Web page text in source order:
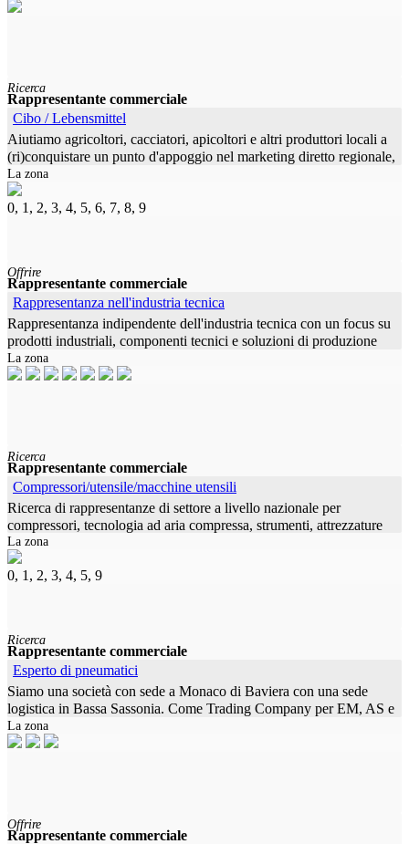
Ricerca
Rappresentante commerciale
Cibo / Lebensmittel
Aiutiamo agricoltori, cacciatori, apicoltori e altri produttori locali a
(ri)conquistare un punto d'appoggio nel marketing diretto regionale,
ma anche nazionale. Forniamo loro tutti gli strumenti
La zona
0, 1, 2, 3, 4, 5, 6, 7, 8, 9
Offrire
Rappresentante commerciale
Rappresentanza nell'industria tecnica
Rappresentanza indipendente dell'industria tecnica con un focus su
prodotti industriali, componenti tecnici e soluzioni di produzione
che richiedono spiegazioni. Le principali aree di attività sono
La zona
Ricerca
Rappresentante commerciale
Compressori/utensile/macchine utensili
Ricerca di rappresentanze di settore a livello nazionale per
compressori, tecnologia ad aria compressa, strumenti, attrezzature
officina, Macchine agricole. Ottimi prodotti con un buon rapporto
La zona
0, 1, 2, 3, 4, 5, 9
Ricerca
Rappresentante commerciale
Esperto di pneumatici
Siamo una società con sede a Monaco di Baviera con una sede
logistica in Bassa Sassonia. Come Trading Company per EM, AS e
OTR pneumatici e carcasse, siamo in grado di offrire ai nostri
clienti una
La zona
Offrire
Rappresentante commerciale